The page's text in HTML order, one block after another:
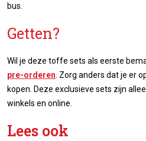
bus.
Getten?
Wil je deze toffe sets als eerste
pre-orderen . Zorg anders dat je er
kopen. Deze exclusieve sets zijn
winkels en online.
Lees ook